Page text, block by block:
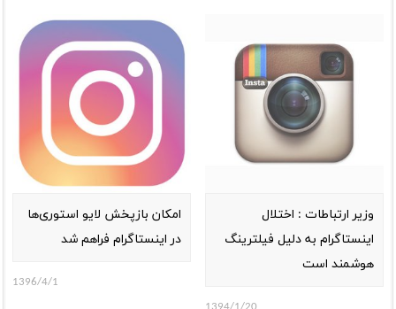
وزیر ارتباطات : اختلال
اینستاگرام به دلیل فیلترینگ
هوشمند است
امکان بازپخش لایو استوری‌ها
در اینستاگرام فراهم شد
1396/4/1